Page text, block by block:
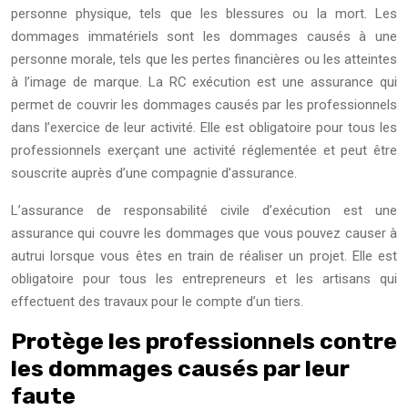
personne physique, tels que les blessures ou la mort. Les
dommages immatériels sont les dommages causés à une
personne morale, tels que les pertes financières ou les atteintes
à l’image de marque. La RC exécution est une assurance qui
permet de couvrir les dommages causés par les professionnels
dans l’exercice de leur activité. Elle est obligatoire pour tous les
professionnels exerçant une activité réglementée et peut être
souscrite auprès d’une compagnie d’assurance.
L’assurance de responsabilité civile d’exécution est une
assurance qui couvre les dommages que vous pouvez causer à
autrui lorsque vous êtes en train de réaliser un projet. Elle est
obligatoire pour tous les entrepreneurs et les artisans qui
effectuent des travaux pour le compte d’un tiers.
Protège les professionnels contre
les dommages causés par leur
faute